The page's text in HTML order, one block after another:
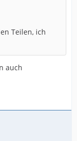
Teilen, ich
auch